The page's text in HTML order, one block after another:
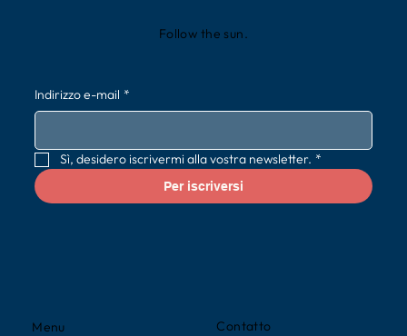
Contatto
Menu
Follow the sun.
Indirizzo e-mail *
Sì, desidero iscrivermi alla vostra newsletter. *
Per iscriversi